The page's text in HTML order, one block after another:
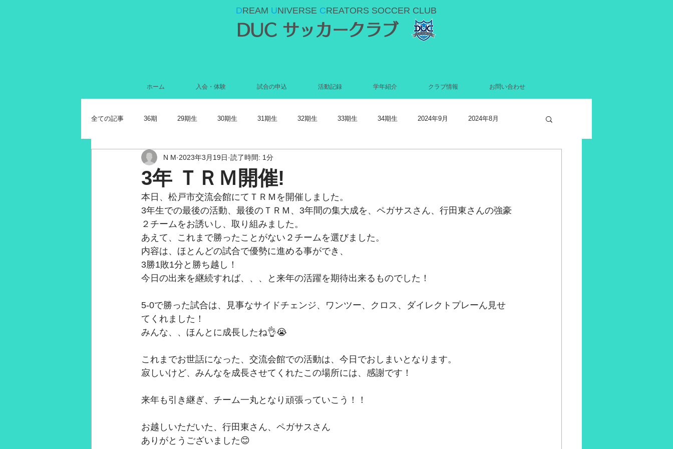
DREAM UNIVERSE CREATORS SOCCER CLUB
DUC サッカークラブ
ホーム 入会・体験 試合の申込 活動記録 学年紹介 クラブ情報 お問い合わせ
全ての記事 36期 29期生 30期生 31期生 32期生 33期生 34期生 2024年9月 2024年8月
2024年7月 2022年11月 2022年5月 2022年4月
2021年11月 2021年10月 2021年9月 2021年8月 2021年7月
2021年2月 28期生 27期生 26期生
3年 ＴＲＭ開催!
N M 2023年3月19日 読了時間: 1分
本日、松戸市交流会館にてＴＲＭを開催しました。
3年生での最後の活動、最後のＴＲＭ、3年間の集大成を、ペガサスさん、行田東さんの強豪
２チームをお誘いし、取り組みました。
あえて、これまで勝ったことがない２チームを選びました。
内容は、ほとんどの試合で優勢に進める事ができ、
3勝1敗1分と勝ち越し！
今日の出来を継続すれば、、、と来年の活躍を期待出来るものでした！
5-0で勝った試合は、見事なサイドチェンジ、ワンツー、クロス、ダイレクトプレーん見せ
てくれました！
みんな、、ほんとに成長したね👌😭
これまでお世話になった、交流会館での活動は、今日でおしまいとなります。
寂しいけど、みんなを成長させてくれたこの場所には、感謝です！
来年も引き継ぎ、チーム一丸となり頑張っていこう！！
お越しいただいた、行田東さん、ペガサスさん
ありがとうございました😊